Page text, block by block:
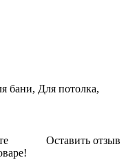
бани, Для потолка,
Оставить отзыв